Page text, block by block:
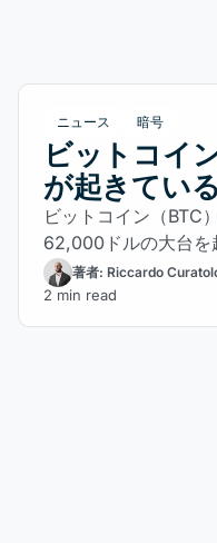
ニュース 暗号
ビットコイ
が起きてい
ビットコイン（BTC
62,000ドルの大台を
著者: Riccardo
2 min read